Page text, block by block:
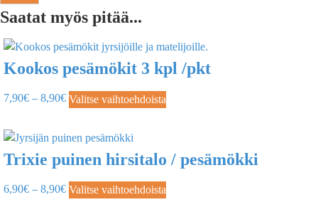
Saatat myös pitää...
Kookos pesämökit 3 kpl /pkt
7,90€ – 8,90€ Valitse vaihtoehdoista
Trixie puinen hirsitalo / pesämökki
6,90€ – 8,90€ Valitse vaihtoehdoista